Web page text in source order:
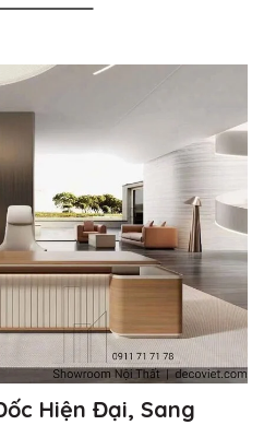
Hiện Đại, Sang